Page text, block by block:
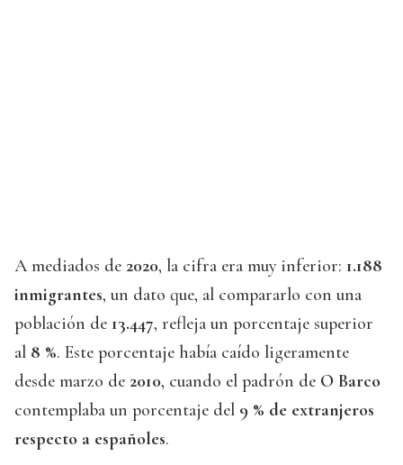
A mediados de 2020, la cifra era muy inferior: 1.188
inmigrantes, un dato que, al compararlo con una
población de 13.447, refleja un porcentaje superior
al 8 %. Este porcentaje había caído ligeramente
desde marzo de 2010, cuando el padrón de O Barco
contemplaba un porcentaje del 9 % de extranjeros
respecto a españoles.